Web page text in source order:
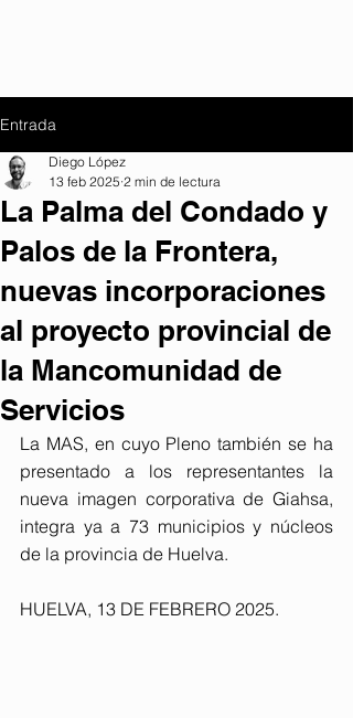
Entrada
La Palma del Condado y
Palos de la Frontera,
nuevas incorporaciones
al proyecto provincial de
la Mancomunidad de
Servicios
Diego López
13 feb 2025 2 min de lectura
La MAS, en cuyo Pleno también se ha
presentado a los representantes la
nueva imagen corporativa de Giahsa,
integra ya a 73 municipios y núcleos
de la provincia de Huelva.
HUELVA, 13 DE FEBRERO 2025.